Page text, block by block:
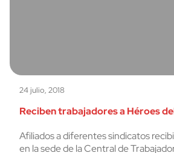
24 julio, 2018
Reciben trabajadores a Héroes
Afiliados a diferentes sindicatos
en la sede de la Central de